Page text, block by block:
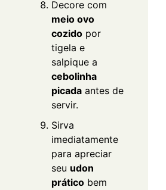
Decore com
meio ovo
cozido por
tigela e
salpique a
cebolinha
picada antes de
servir.
Sirva
imediatamente
para apreciar
seu udon
prático bem